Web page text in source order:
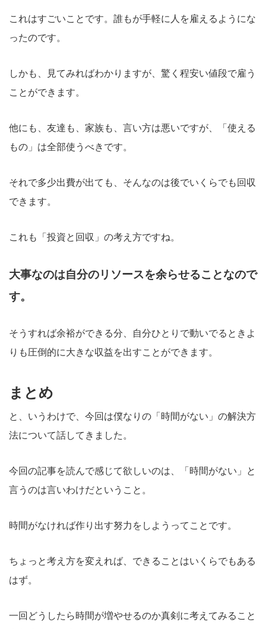
これはすごいことです。誰もが手軽に人を雇えるようにな
ったのです。
しかも、見てみればわかりますが、驚く程安い値段で雇う
ことができます。
他にも、友達も、家族も、言い方は悪いですが、「使える
もの」は全部使うべきです。
それで多少出費が出ても、そんなのは後でいくらでも回収
できます。
これも「投資と回収」の考え方ですね。
大事なのは自分のリソースを余らせることなので
す。
そうすれば余裕ができる分、自分ひとりで動いでるときよ
りも圧倒的に大きな収益を出すことができます。
まとめ
と、いうわけで、今回は僕なりの「時間がない」の解決方
法について話してきました。
今回の記事を読んで感じて欲しいのは、「時間がない」と
言うのは言いわけだということ。
時間がなければ作り出す努力をしようってことです。
ちょっと考え方を変えれば、できることはいくらでもある
はず。
一回どうしたら時間が増やせるのか真剣に考えてみること